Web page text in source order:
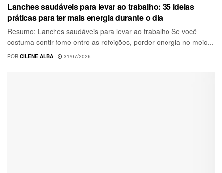
Lanches saudáveis para levar ao trabalho: 35 ideias
práticas para ter mais energia durante o dia
Resumo: Lanches saudáveis para levar ao trabalho Se você
costuma sentir fome entre as refeições, perder energia no meio...
POR CILENE ALBA 31/07/2026